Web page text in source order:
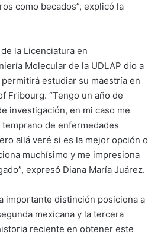
como becados”, explicó la
la Licenciatura en
Molecular de la UDLAP dio a
estudiar su maestría en
Fribourg. “Tengo un año de
investigación, en mi caso me
de enfermedades
allá veré si es la mejor opción o
muchísimo y me impresiona
expresó Diana María Juárez.
importante distinción posiciona a
mexicana y la tercera
reciente en obtener este